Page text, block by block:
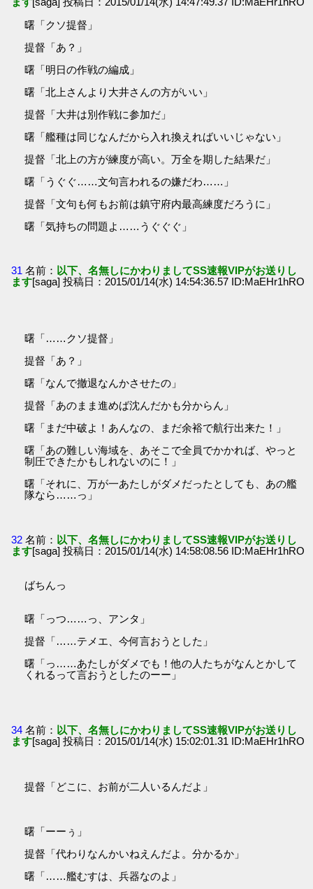
曙「クソ提督」
提督「あ？」
曙「明日の作戦の編成」
曙「北上さんより大井さんの方がいい」
提督「大井は別作戦に参加だ」
曙「艦種は同じなんだから入れ換えればいいじゃない」
提督「北上の方が練度が高い。万全を期した結果だ」
曙「うぐぐ……文句言われるの嫌だわ……」
提督「文句も何もお前は鎮守府内最高練度だろうに」
曙「気持ちの問題よ……うぐぐぐ」
31 名前： 以下、名無しにかわりましてSS速報VIPがお送りし
ます[saga] 投稿日：2015/01/14(水) 14:54:36.57 ID:MaEHr1hRO
曙「……クソ提督」
提督「あ？」
曙「なんで撤退なんかさせたの」
提督「あのまま進めば沈んだかも分からん」
曙「まだ中破よ！あんなの、まだ余裕で航行出来た！」
曙「あの難しい海域を、あそこで全員でかかれば、やっと
制圧できたかもしれないのに！」
曙「それに、万が一あたしがダメだったとしても、あの艦
隊なら……っ」
32 名前： 以下、名無しにかわりましてSS速報VIPがお送りし
ます[saga] 投稿日：2015/01/14(水) 14:58:08.56 ID:MaEHr1hRO
ばちんっ
曙「っつ……っ、アンタ」
提督「……テメエ、今何言おうとした」
曙「っ……あたしがダメでも！他の人たちがなんとかして
くれるって言おうとしたのーー」
34 名前： 以下、名無しにかわりましてSS速報VIPがお送りし
ます[saga] 投稿日：2015/01/14(水) 15:02:01.31 ID:MaEHr1hRO
提督「どこに、お前が二人いるんだよ」
曙「ーーぅ」
提督「代わりなんかいねえんだよ。分かるか」
曙「……艦むすは、兵器なのよ」